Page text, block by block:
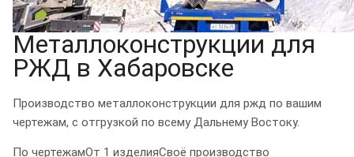
Металлоконструкции для
РЖД в Хабаровске
Производство металлоконструкции для ржд по вашим
чертежам, с отгрузкой по всему Дальнему Востоку.
По чертежамОт 1 изделияСвоё производство